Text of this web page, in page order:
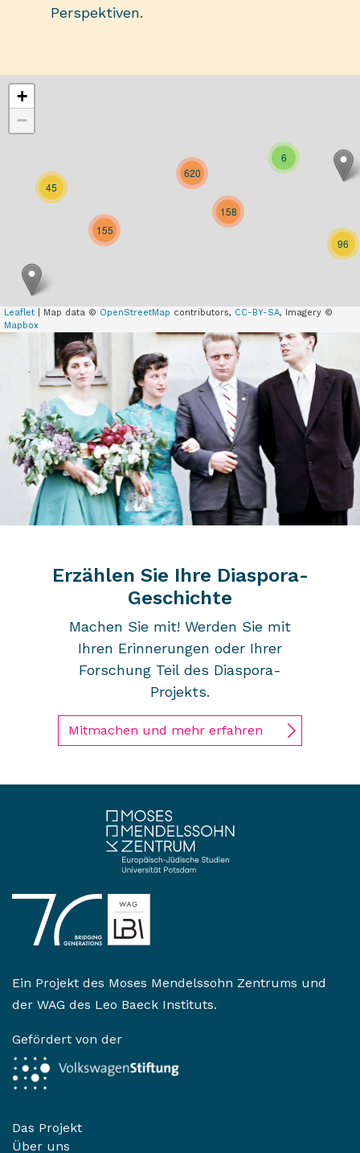
Perspektiven.
6
45
620
158
96
155
+
−
Leaflet | Map data © OpenStreetMap contributors, CC-BY-SA, Imagery ©
Mapbox
Erzählen Sie Ihre Diaspora-
Geschichte
Machen Sie mit! Werden Sie mit
Ihren Erinnerungen oder Ihrer
Forschung Teil des Diaspora-
Projekts.
Mitmachen und mehr erfahren
Ein Projekt des Moses Mendelssohn Zentrums und
der WAG des Leo Baeck Instituts.
Gefördert von der
Das Projekt
Über uns